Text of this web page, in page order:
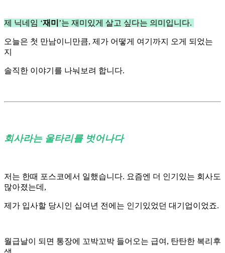
제 닉네임 ‘재미 ’는 재미있게 살고 싶다는 의미입니다.
오늘은 첫 만남이니만큼, 제가 어떻게 여기까지 오게 되었는
지
솔직한 이야기를 나눠보려 합니다.
회사라는 울타리를 벗어나다
저는 한때 포스코에서 일했습니다. 요즘엔 더 인기있는 회사도
많아졌는데,
제가 입사할 당시인 십여년 전에는 인기있었던 대기업이었죠.
월급날이 되면 통장에 꼬박꼬박 들어오는 급여, 탄탄한 복리후